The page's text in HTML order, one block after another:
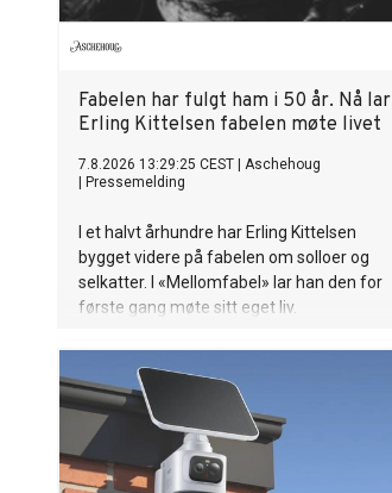
Fabelen har fulgt ham i 50 år. Nå lar
Erling Kittelsen fabelen møte livet
7.8.2026 13:29:25 CEST
Aschehoug
Pressemelding
I et halvt århundre har Erling Kittelsen
bygget videre på fabelen om solloer og
selkatter. I «Mellomfabel» lar han den for
første gang møte sitt eget liv.